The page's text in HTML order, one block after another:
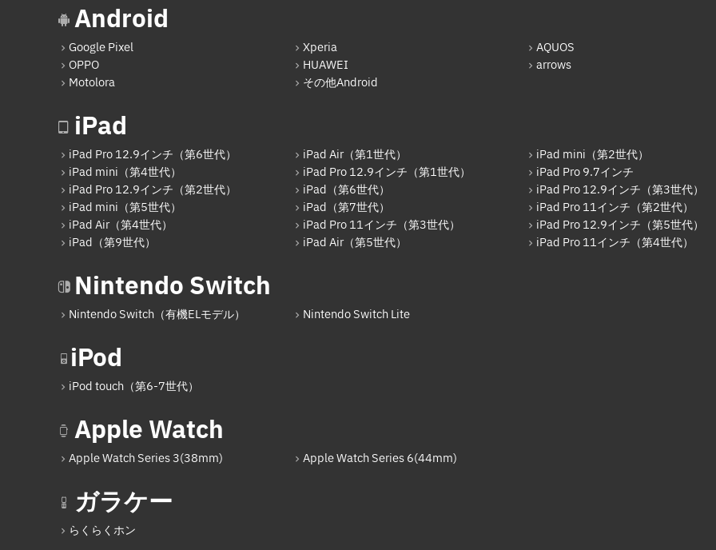
Android
Google Pixel Xperia AQUOS
OPPO
HUAWEI arrows
Motolora
その他Android
iPad
iPad Pro 12.9インチ（第6世代） iPad Air（第1世代） iPad mini（第2世代）
iPad mini（第4世代）
iPad Pro 12.9インチ（第1世代） iPad Pro 9.7インチ
iPad Pro 12.9インチ（第2世代）
iPad（第6世代） iPad Pro 12.9インチ（第3世代）
iPad mini（第5世代）
iPad（第7世代） iPad Pro 11インチ（第2世代）
iPad Air（第4世代）
iPad Pro 11インチ（第3世代） iPad Pro 12.9インチ（第5世代）
iPad（第9世代）
iPad Air（第5世代） iPad Pro 11インチ（第4世代）
Nintendo Switch
Nintendo Switch（有機ELモデル） Nintendo Switch Lite
iPod
iPod touch（第6-7世代）
Apple Watch
Apple Watch Series 3(38mm) Apple Watch Series 6(44mm)
ガラケー
らくらくホン